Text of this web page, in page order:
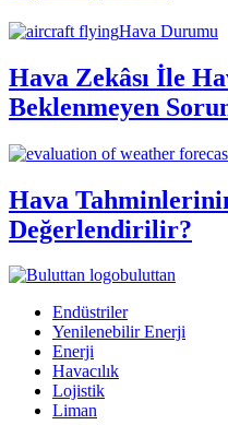
Hava Durumu
Hava Zekâsı İle
Beklenmeyen
Hava
Değerlendirilir?
buluttan
Endüstriler
Yenilenebilir Enerji
Enerji
Havacılık
Lojistik
Liman